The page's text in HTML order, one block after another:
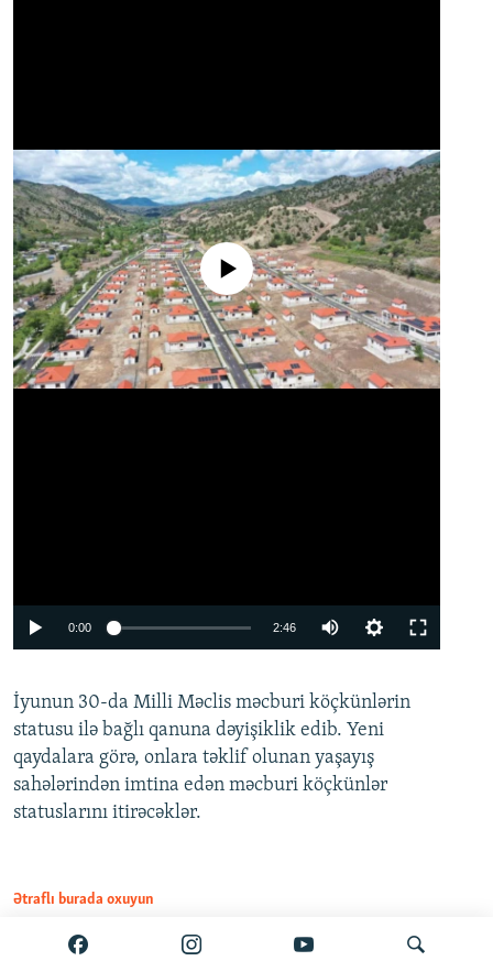
No media source currently available
0:00 2:46
360p
480p
720p
İyunun 30-da Milli Məclis məcburi köçkünlərin
statusu ilə bağlı qanuna dəyişiklik edib. Yeni
qaydalara görə, onlara təklif olunan yaşayış
sahələrindən imtina edən məcburi köçkünlər
statuslarını itirəcəklər.
Ətraflı burada oxuyun